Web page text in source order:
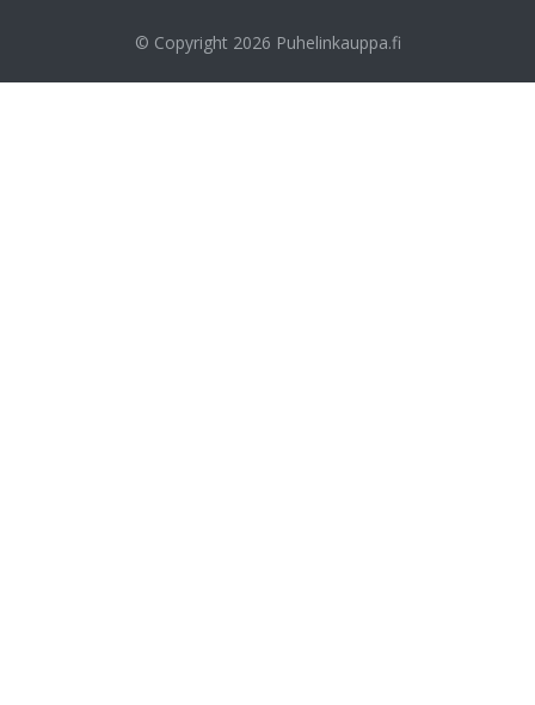
© Copyright 2026 Puhelinkauppa.fi